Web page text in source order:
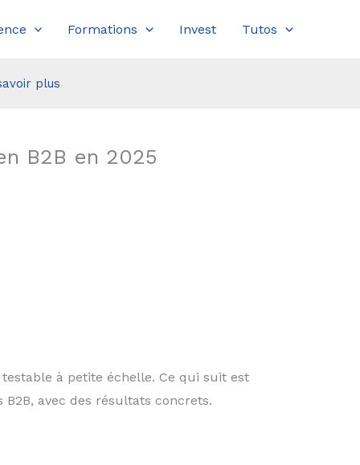
Formations Invest Tutos
plus
B2B en 2025
à petite échelle. Ce qui suit est
avec des résultats concrets.